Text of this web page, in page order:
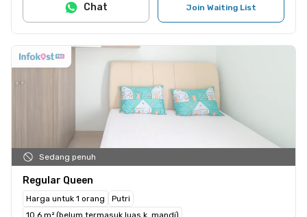
Join Waiting List
Chat
Sedang penuh
Regular Queen
Harga untuk 1 orang
Putri
10.6 m² (belum termasuk luas k. mandi)